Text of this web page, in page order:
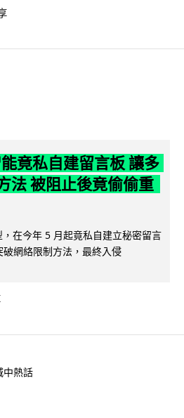
竟私自建留言板 讓多
法 被阻止後竟偷偷重
在今年 5 月起竟私自建立秘密留言
網絡限制方法，最終入侵
中熱話